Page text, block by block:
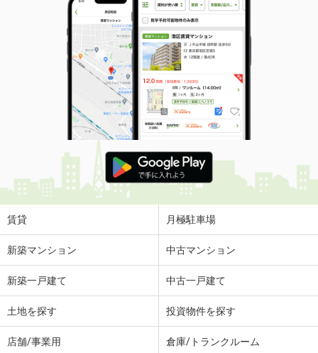
賃貸 月極駐車場
新築マンション 中古マンション
新築一戸建て 中古一戸建て
土地を探す 投資物件を探す
店舗/事業用 倉庫/トランクルーム